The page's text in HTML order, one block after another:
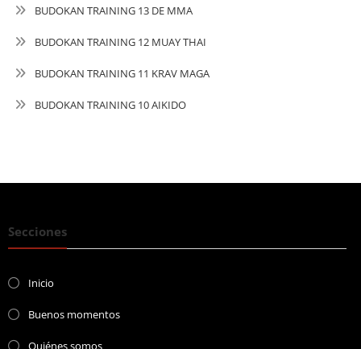
BUDOKAN TRAINING 13 DE MMA
BUDOKAN TRAINING 12 MUAY THAI
BUDOKAN TRAINING 11 KRAV MAGA
BUDOKAN TRAINING 10 AIKIDO
Secciones
Inicio
Buenos momentos
Quiénes somos